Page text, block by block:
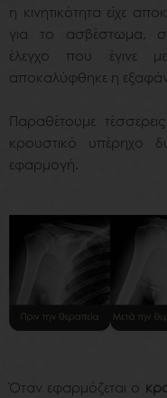
η κινητικότητα είχε
για το ασβέστωμα,
έλεγχο που έγινε
αποκαλύφθηκε η
Παραθέτουμε
κρουστικό υπέρηχο
εφαρμογή.
Όταν εφαρμόζεται ο